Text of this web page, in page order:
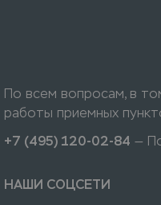
По всем вопросам, в
работы приемных
+7 (495) 120-02-84 —
НАШИ СОЦСЕТИ